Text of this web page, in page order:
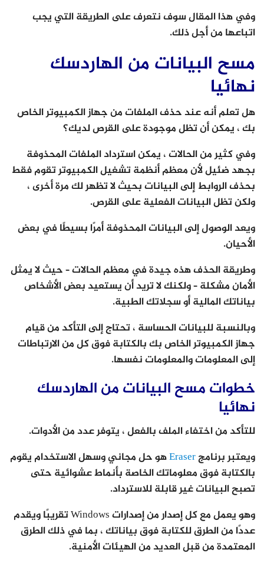
وفي هذا المقال سوف نتعرف على الطريقة التي يجب
اتباعها من أجل ذلك.
مسح البيانات من الهاردسك
نهائيا
هل تعلم أنه عند حذف الملفات من جهاز الكمبيوتر الخاص
بك ، يمكن أن تظل موجودة على القرص لديك؟
وفي كثير من الحالات ، يمكن استرداد الملفات المحذوفة
بجهد ضئيل لأن معظم أنظمة تشغيل الكمبيوتر تقوم فقط
بحذف الروابط إلى البيانات بحيث لا تظهر لك مرة أخرى ،
ولكن تظل البيانات الفعلية على القرص.
ويعد الوصول إلى البيانات المحذوفة أمرًا بسيطًا في بعض
الأحيان.
وطريقة الحذف هذه جيدة في معظم الحالات – حيث لا يمثل
الأمان مشكلة – ولكنك لا تريد أن يستعيد بعض الأشخاص
بياناتك المالية أو سجلاتك الطبية.
وبالنسبة للبيانات الحساسة ، تحتاج إلى التأكد من قيام
جهاز الكمبيوتر الخاص بك بالكتابة فوق كل من الارتباطات
إلى المعلومات والمعلومات نفسها.
خطوات مسح البيانات من الهاردسك
نهائيا
للتأكد من اختفاء الملف بالفعل ، يتوفر عدد من الأدوات.
ويعتبر برنامجEraserهو حل مجاني وسهل الاستخدام يقوم
بالكتابة فوق معلوماتك الخاصة بأنماط عشوائية حتى
تصبح البيانات غير قابلة للاسترداد.
وهو يعمل مع كل إصدار من إصدارات Windows تقريبًا ويقدم
عددًا من الطرق للكتابة فوق بياناتك ، بما في ذلك الطرق
المعتمدة من قبل العديد من الهيئات الأمنية.